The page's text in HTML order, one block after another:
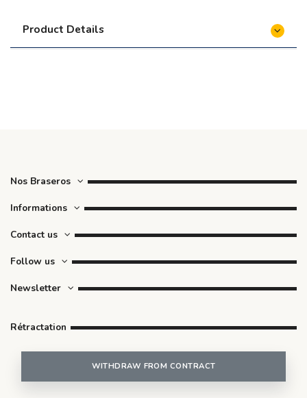
Product Details
Nos Braseros
Informations
Contact us
Follow us
Newsletter
Rétractation
WITHDRAW FROM CONTRACT